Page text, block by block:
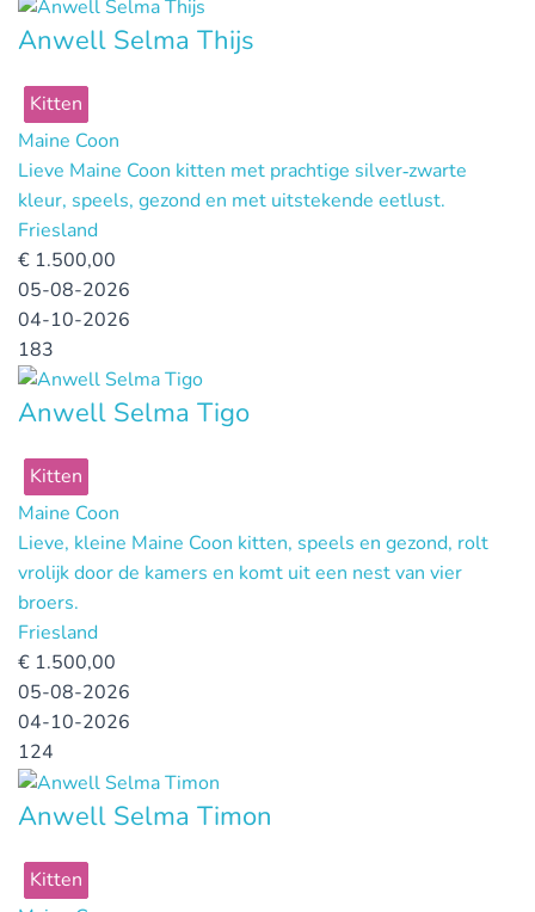
Anwell Selma Thijs
Kitten
Maine Coon
Lieve Maine Coon kitten met prachtige silver‑zwarte
kleur, speels, gezond en met uitstekende eetlust.
Friesland
€ 1.500,00
05-08-2026
04-10-2026
183
Anwell Selma Tigo
Kitten
Maine Coon
Lieve, kleine Maine Coon kitten, speels en gezond, rolt
vrolijk door de kamers en komt uit een nest van vier
broers.
Friesland
€ 1.500,00
05-08-2026
04-10-2026
124
Anwell Selma Timon
Kitten